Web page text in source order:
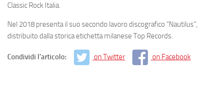
Classic Rock Italia.
Nel 2018 presenta il suo secondo lavoro discografico “Nautilus”,
distribuito dalla storica etichetta milanese Top Records.
Condividi l'articolo: on Twitter on Facebook